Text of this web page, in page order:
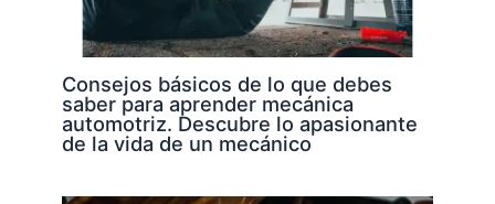
Consejos básicos de lo que debes
saber para aprender mecánica
automotriz. Descubre lo apasionante
de la vida de un mecánico